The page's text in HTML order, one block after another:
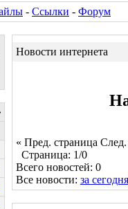
- Ссылки - Форум
Новости интернета
« Пред. страница След.
Страница: 1/0
Всего новостей: 0
Все новости: за сегодня